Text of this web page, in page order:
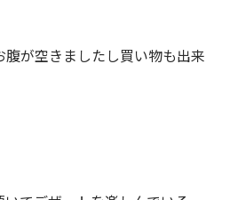
腹が空きましたし買い物も出来